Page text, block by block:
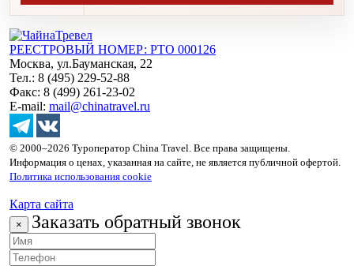
РЕЕСТРОВЫЙ НОМЕР: РТО 000126
Москва, ул.Бауманская, 22
Тел.: 8 (495) 229-52-88
Факс: 8 (499) 261-23-02
E-mail: mail@chinatravel.ru
© 2000–2026 Туроператор China Travel. Все права защищены.
Информация о ценах, указанная на сайте, не является публичной офертой.
Политика использования cookie
Карта сайта
× Заказать обратный звонок